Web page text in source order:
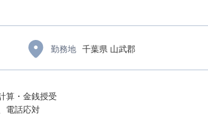
勤務地 千葉県 山武郡
算・金銭授受
電話応対